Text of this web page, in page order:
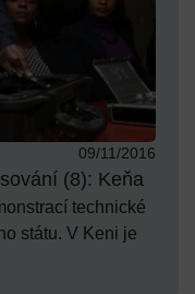
09/11/2016
(8): Keňa
technické
státu. V Keni je